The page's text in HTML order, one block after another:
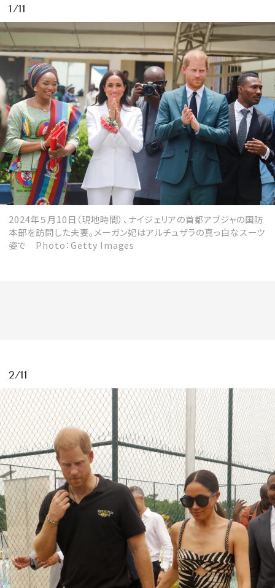
MAGAZINE
会員登録
Log in or Sign up
SPUR読者のためのメンバーシッププログラム
「The SPUR Club」。
便利な機能と特典を無料で楽し
めます。
ログイン・新規会員登録
MAGAZINE
SPUR 2026 JULY
2026年9月号
2026-07-23発売
最新号を試し読み
1/11
2024年５月10日（現地時間）、ナイジェリアの首都アブジャの国防
本部を訪問した夫妻。メーガン妃はアルチュザラの真っ白なスーツ
姿で Photo：Getty Images
2/11